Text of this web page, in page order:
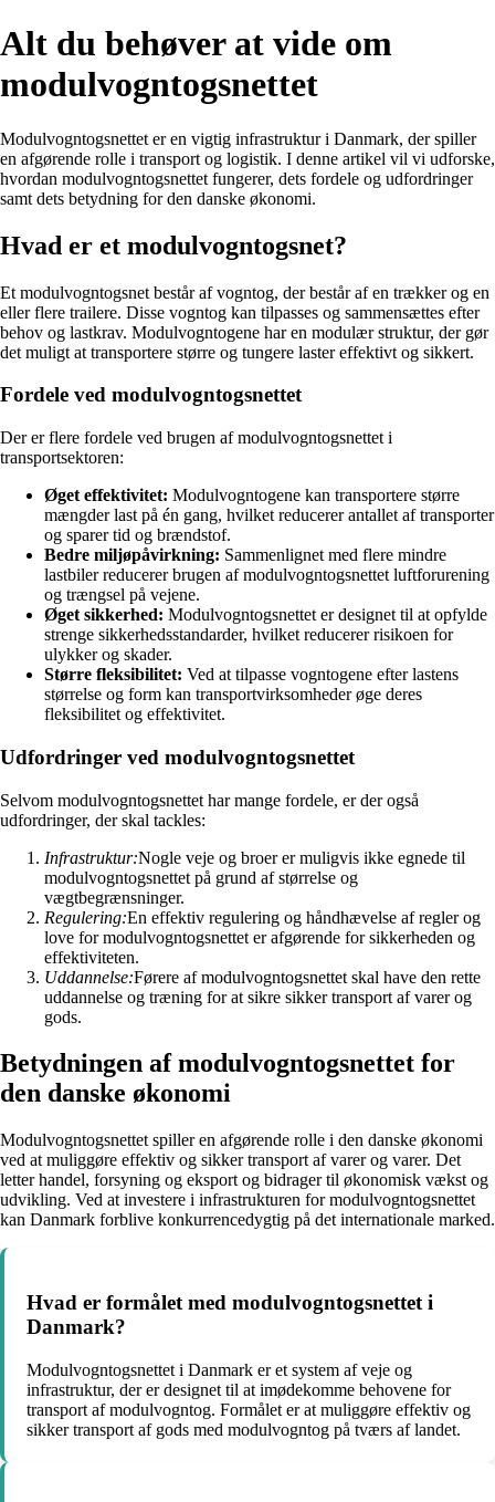
Alt du behøver at vide om
modulvogntogsnettet
Modulvogntogsnettet er en vigtig infrastruktur i Danmark, der spiller
en afgørende rolle i transport og logistik. I denne artikel vil vi udforske,
hvordan modulvogntogsnettet fungerer, dets fordele og udfordringer
samt dets betydning for den danske økonomi.
Hvad er et modulvogntogsnet?
Et modulvogntogsnet består af vogntog, der består af en trækker og en
eller flere trailere. Disse vogntog kan tilpasses og sammensættes efter
behov og lastkrav. Modulvogntogene har en modulær struktur, der gør
det muligt at transportere større og tungere laster effektivt og sikkert.
Fordele ved modulvogntogsnettet
Der er flere fordele ved brugen af modulvogntogsnettet i
transportsektoren:
Øget effektivitet: Modulvogntogene kan transportere større
mængder last på én gang, hvilket reducerer antallet af transporter
og sparer tid og brændstof.
Bedre miljøpåvirkning: Sammenlignet med flere mindre
lastbiler reducerer brugen af modulvogntogsnettet luftforurening
og trængsel på vejene.
Øget sikkerhed: Modulvogntogsnettet er designet til at opfylde
strenge sikkerhedsstandarder, hvilket reducerer risikoen for
ulykker og skader.
Større fleksibilitet: Ved at tilpasse vogntogene efter lastens
størrelse og form kan transportvirksomheder øge deres
fleksibilitet og effektivitet.
Udfordringer ved modulvogntogsnettet
Selvom modulvogntogsnettet har mange fordele, er der også
udfordringer, der skal tackles:
Infrastruktur:Nogle veje og broer er muligvis ikke egnede til
modulvogntogsnettet på grund af størrelse og
vægtbegrænsninger.
Regulering:En effektiv regulering og håndhævelse af regler og
love for modulvogntogsnettet er afgørende for sikkerheden og
effektiviteten.
Uddannelse:Førere af modulvogntogsnettet skal have den rette
uddannelse og træning for at sikre sikker transport af varer og
gods.
Betydningen af modulvogntogsnettet for
den danske økonomi
Modulvogntogsnettet spiller en afgørende rolle i den danske økonomi
ved at muliggøre effektiv og sikker transport af varer og varer. Det
letter handel, forsyning og eksport og bidrager til økonomisk vækst og
udvikling. Ved at investere i infrastrukturen for modulvogntogsnettet
kan Danmark forblive konkurrencedygtig på det internationale marked.
Hvad er formålet med modulvogntogsnettet i
Danmark?
Modulvogntogsnettet i Danmark er et system af veje og
infrastruktur, der er designet til at imødekomme behovene for
transport af modulvogntog. Formålet er at muliggøre effektiv og
sikker transport af gods med modulvogntog på tværs af landet.